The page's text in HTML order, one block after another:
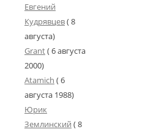
Евгений
Кудрявцев( 8
августа)
Grant(6 августа
2000)
Atamich (6
августа 1988)
Юрик
Землинский (8